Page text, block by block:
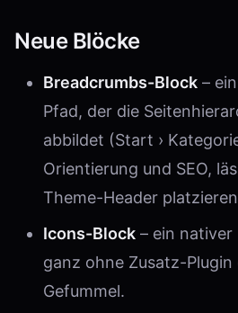
Neue Blöcke
Breadcrumbs-Block –
Pfad, der die
abbildet (Start ›
Orientierung und SEO,
Theme-Header
Icons-Block – ein nativer
ganz ohne Zusatz-Plugin
Gefummel.